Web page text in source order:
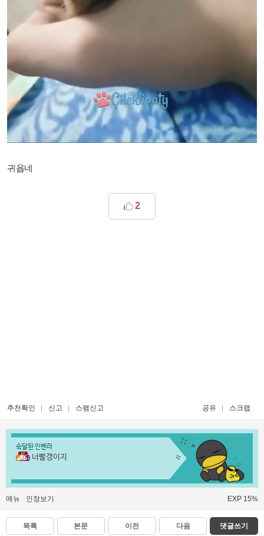
귀욥네
2
추천확인 신고 스팸신고 공유 스크랩
숙달된 인벤러
너빨갱이지
메뉴 인장보기 EXP 15%
목록 본문 이전 다음 댓글쓰기